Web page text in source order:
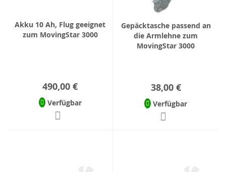
Akku 10 Ah, Flug geeignet
zum MovingStar 3000
490,00 €
Verfügbar
Gepäcktasche passend an
die Armlehne zum
MovingStar 3000
38,00 €
Verfügbar